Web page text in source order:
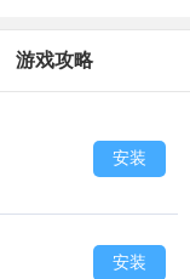
游戏攻略
安装
安装